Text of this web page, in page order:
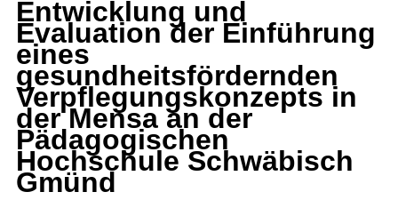
Entwicklung und
Evaluation der Einführung
eines
gesundheitsfördernden
Verpflegungskonzepts in
der Mensa an der
Pädagogischen
Hochschule Schwäbisch
Gmünd